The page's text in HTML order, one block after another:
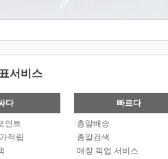
서비스
다
인트
적립
빠르다
총알배송
총알검색
매장 픽업 서비스